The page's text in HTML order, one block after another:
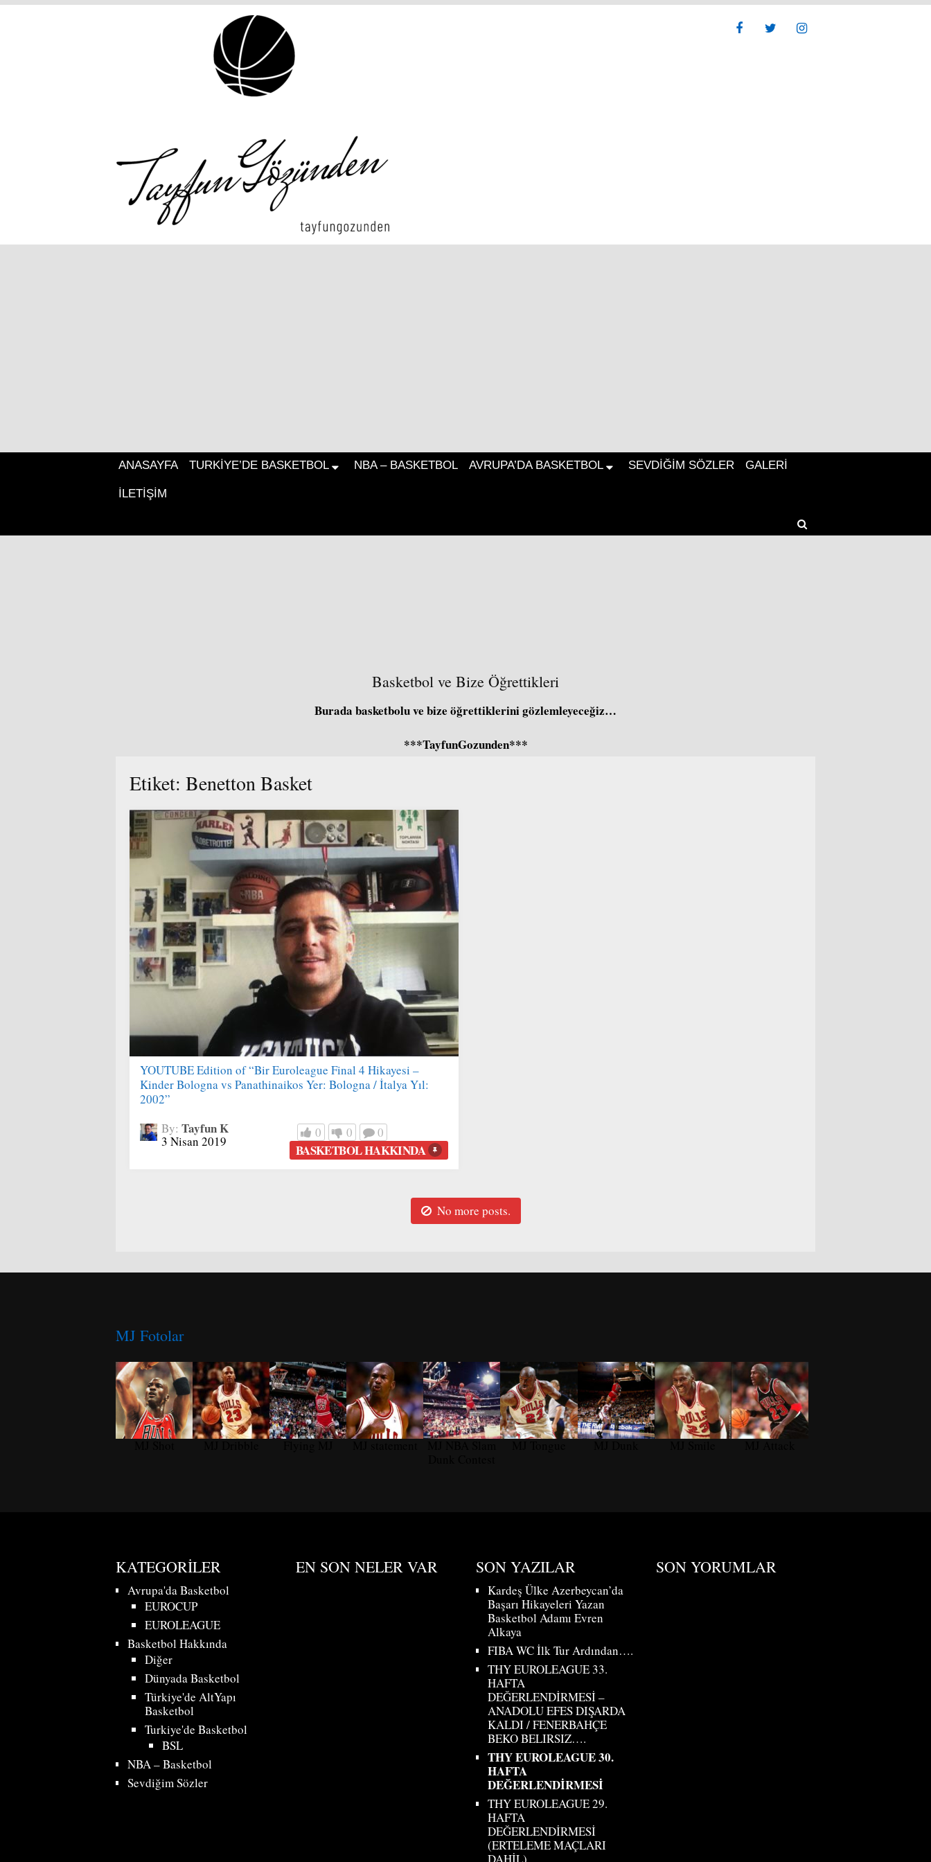
ANASAYFA TURKIYE’DE BASKETBOL NBA – BASKETBOL AVRUPA’DA BASKETBOL SEVDIĞIM SÖZLER GALERI
İLETIŞIM
Basketbol ve Bize Öğrettikleri
Burada basketbolu ve bize öğrettiklerini gözlemleyeceğiz…
***TayfunGozunden***
Etiket: Benetton Basket
YOUTUBE Edition of “Bir Euroleague Final 4 Hikayesi –
Kinder Bologna vs Panathinaikos Yer: Bologna / İtalya Yıl:
2002”
By: Tayfun K
3 Nisan 2019
0 0 0
BASKETBOL HAKKINDA
No more posts.
MJ Fotolar
KATEGORILER
Avrupa'da Basketbol
EUROCUP
EUROLEAGUE
Basketbol Hakkında
Diğer
Dünyada Basketbol
Türkiye'de AltYapı
Basketbol
Turkiye'de Basketbol
BSL
NBA – Basketbol
Sevdiğim Sözler
EN SON NELER VAR SON YAZILAR
Kardeş Ülke Azerbeycan’da
Başarı Hikayeleri Yazan
Basketbol Adamı Evren
Alkaya
FIBA WC İlk Tur Ardından….
THY EUROLEAGUE 33.
HAFTA
DEĞERLENDİRMESİ –
ANADOLU EFES DIŞARDA
KALDI / FENERBAHÇE
BEKO BELIRSIZ….
THY EUROLEAGUE 30.
HAFTA
DEĞERLENDİRMESİ
THY EUROLEAGUE 29.
HAFTA
DEĞERLENDİRMESİ
(ERTELEME MAÇLARI
DAHİL)
SON YORUMLAR